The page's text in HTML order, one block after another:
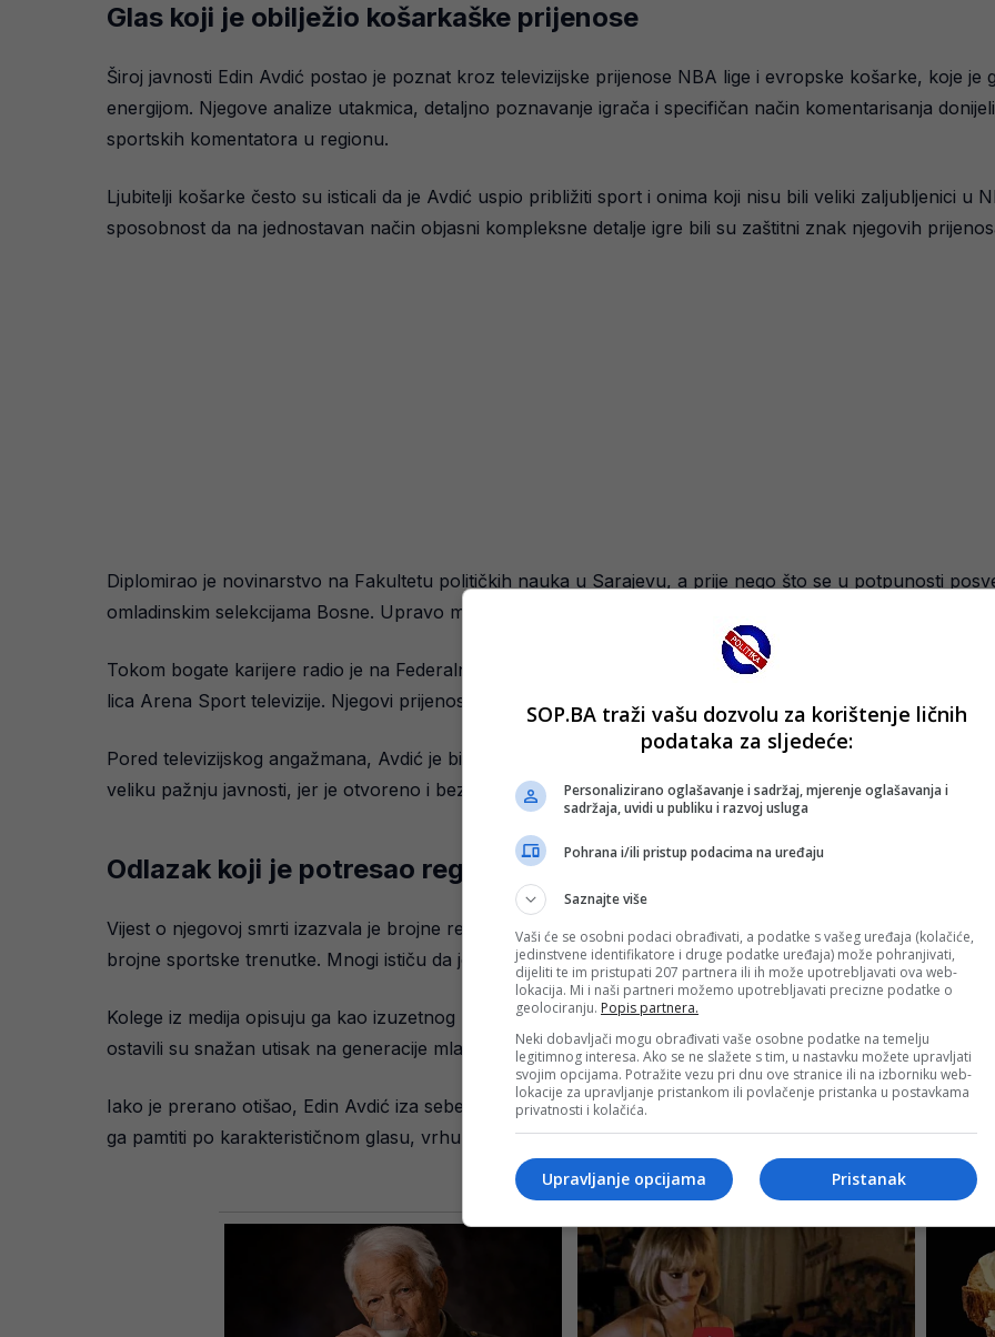
Glas koji je obilježio košarkaške prijenose
Široj javnosti Edin Avdić postao je poznat kroz televizijske prijenose NBA lige i evropske košarke, koje je
energijom. Njegove analize utakmica, detaljno poznavanje igrača i specifičan način komentarisanja
sportskih komentatora u regionu.
Ljubitelji košarke često su isticali da je Avdić uspio približiti sport i onima koji nisu bili veliki zaljubljenici u
sposobnost da na jednostavan način objasni kompleksne detalje igre bili su zaštitni znak njegovih
Diplomirao je novinarstvo na Fakultetu političkih nauka u Sarajevu, a prije nego što se u potpunosti
omladinskim selekcijama Bosne. Upravo mu je iskustvo iz sporta pomoglo da razvije prepoznatljiv
Tokom bogate karijere radio je na Federalnoj televiziji i OBN-u, gdje je izgradio ime među sportskim
lica Arena Sport televizije. Njegovi prijenosi velikih utakmica i specijalne emisije pratili su se širom regiona.
Pored televizijskog angažmana, Avdić je bio poznat i kao kolumnista te autor brojnih tekstova o sportu i
veliku pažnju javnosti, jer je otvoreno i bez zadrške iznosio svoje stavove.
Odlazak koji je potresao region
Vijest o njegovoj smrti izazvala je brojne reakcije kolega, sportista i gledalaca koji se na društvenim
brojne sportske trenutke. Mnogi ističu da je riječ o nenadoknadivom gubitku za sportsko novinarstvo na
Kolege iz medija opisuju ga kao izuzetnog profesionalca, čovjeka ogromnog znanja i velikog
ostavili su snažan utisak na generacije mlađih novinara i komentatora.
Iako je prerano otišao, Edin Avdić iza sebe je ostavio bogatu profesionalnu karijeru i neizbrisiv trag u
ga pamtiti po karakterističnom glasu, vrhunskim analizama i ljubavi prema košarci koju je nesebično
SOP.BA traži vašu dozvolu za korištenje ličnih
podataka za sljedeće:
Personalizirano oglašavanje i sadržaj, mjerenje oglašavanja i
sadržaja, uvidi u publiku i razvoj usluga
Pohrana i/ili pristup podacima na uređaju
Saznajte više
Vaši će se osobni podaci obrađivati, a podatke s vašeg uređaja (kolačiće,
jedinstvene identifikatore i druge podatke uređaja) može pohranjivati,
dijeliti te im pristupati 207 partnera ili ih može upotrebljavati ova web-
lokacija. Mi i naši partneri možemo upotrebljavati precizne podatke o
geolociranju. Popis partnera.
Neki dobavljači mogu obrađivati vaše osobne podatke na temelju
legitimnog interesa. Ako se ne slažete s tim, u nastavku možete upravljati
svojim opcijama. Potražite vezu pri dnu ove stranice ili na izborniku web-
lokacije za upravljanje pristankom ili povlačenje pristanka u postavkama
privatnosti i kolačića.
Pristanak
Upravljanje opcijama